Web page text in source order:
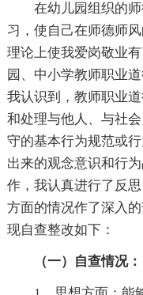
在幼儿园组织的
习，使自己在师德师
理论上使我爱岗敬业
园、中小学教师职业
我认识到，教师职业
和处理与他人、与社
守的基本行为规范或
出来的观念意识和行
作，我认真进行了反
方面的情况作了深入
现自查整改如下：
（一）自查情况：